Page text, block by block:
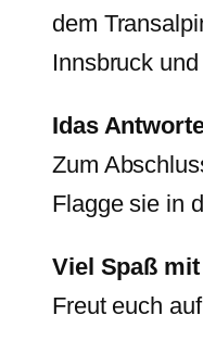
dem
Innsbruck
Idas
Zum
Flagge sie in
Viel Spaß
Freut euch